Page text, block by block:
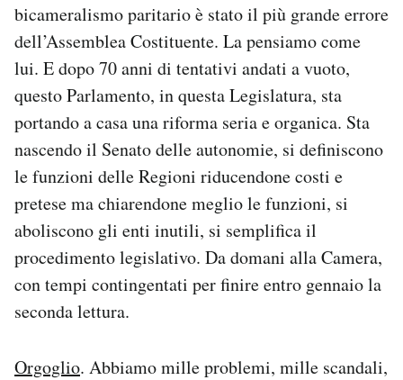
bicameralismo paritario è stato il più grande errore
dell’Assemblea Costituente. La pensiamo come
lui. E dopo 70 anni di tentativi andati a vuoto,
questo Parlamento, in questa Legislatura, sta
portando a casa una riforma seria e organica. Sta
nascendo il Senato delle autonomie, si definiscono
le funzioni delle Regioni riducendone costi e
pretese ma chiarendone meglio le funzioni, si
aboliscono gli enti inutili, si semplifica il
procedimento legislativo. Da domani alla Camera,
con tempi contingentati per finire entro gennaio la
seconda lettura.
Orgoglio. Abbiamo mille problemi, mille scandali,